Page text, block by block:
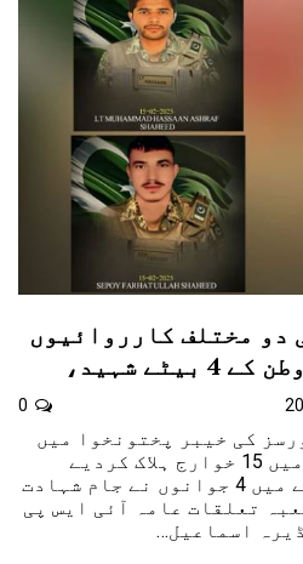
دو مختلف کارروائیوں
کی خیبر پختونخوا میں
دو مختلف کارروائیوں میں 15 خوارج ہلاک کردیے
گئے۔ فائرنگ کے تبادلے میں 4 جوانوں نے جام شہادت
تعلقات عامہ آئی ایس پی
اسماعیل…